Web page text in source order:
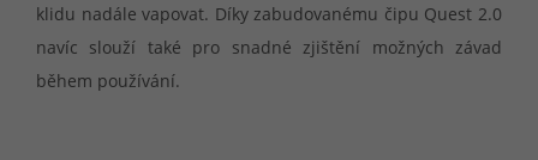
klidu nadále vapovat. Díky zabudovanému čipu Quest 2.0
navíc slouží také pro snadné zjištění možných závad
během používání.